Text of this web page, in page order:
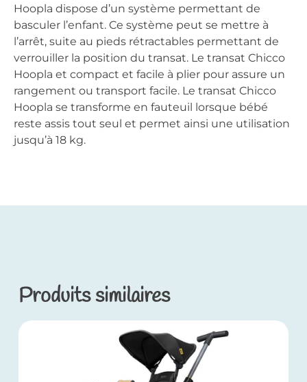
Hoopla dispose d’un système permettant de
basculer l’enfant. Ce système peut se mettre à
l’arrêt, suite au pieds rétractables permettant de
verrouiller la position du transat. Le transat Chicco
Hoopla et compact et facile à plier pour assure un
rangement ou transport facile. Le transat Chicco
Hoopla se transforme en fauteuil lorsque bébé
reste assis tout seul et permet ainsi une utilisation
jusqu’à 18 kg.
Produits similaires